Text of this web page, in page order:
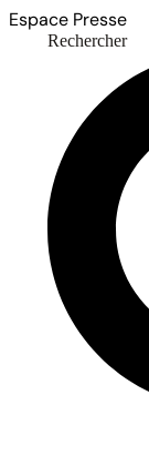
Espace Presse
Rechercher